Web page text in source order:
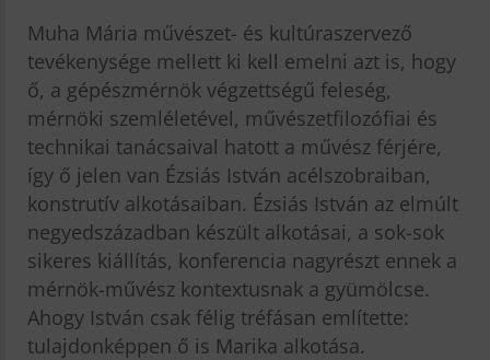
Muha Mária művészet- és kultúraszervező
tevékenysége mellett ki kell emelni azt is, hogy
ő, a gépészmérnök végzettségű feleség,
mérnöki szemléletével, művészetfilozófiai és
technikai tanácsaival hatott a művész férjére,
így ő jelen van Ézsiás István acélszobraiban,
konstrutív alkotásaiban. Ézsiás István az elmúlt
negyedszázadban készült alkotásai, a sok-sok
sikeres kiállítás, konferencia nagyrészt ennek a
mérnök-művész kontextusnak a gyümölcse.
Ahogy István csak félig tréfásan említette:
tulajdonképpen ő is Marika alkotása.